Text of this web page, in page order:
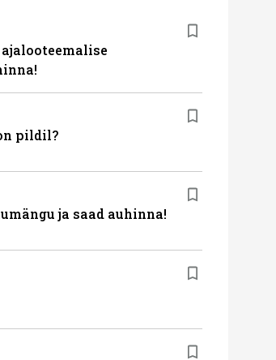
pildil?
ja saad auhinna!